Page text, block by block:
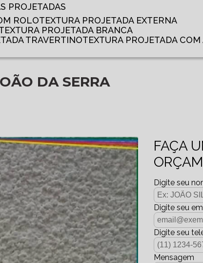
PROJETADAS
ROLO
TEXTURA PROJETADA EXTERNA
TEXTURA PROJETADA BRANCA
TRAVERTINO TEXTURA PROJETADA
DA SERRA
FAÇA
Digite seu
Digite seu
Digite seu
Mensagem